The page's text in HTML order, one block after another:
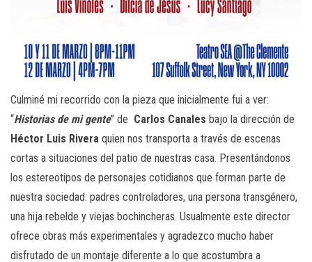
Culminé mi recorrido con la pieza que inicialmente fui a ver:
“Historias de mi gente” de Carlos Canales bajo la dirección de
Héctor Luis Rivera quien nos transporta a través de escenas
cortas a situaciones del patio de nuestras casa. Presentándonos
los estereotipos de personajes cotidianos que forman parte de
nuestra sociedad: padres controladores, una persona transgénero,
una hija rebelde y viejas bochincheras. Usualmente este director
ofrece obras más experimentales y agradezco mucho haber
disfrutado de un montaje diferente a lo que acostumbra a